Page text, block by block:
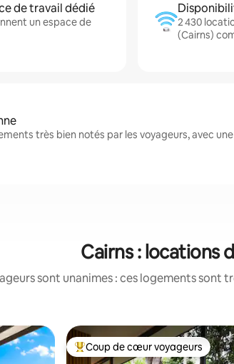
de travail dédié
un espace de
2 430
(Cairns)
très bien notés par les voyageurs, avec une
Cairns : locations
sont unanimes : ces logements
Coups de cœur voyageurs les
Coup de cœur voyageurs